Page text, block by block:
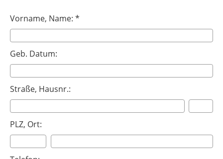
Vorname, Name: *
Geb. Datum:
Straße, Hausnr.:
PLZ, Ort: